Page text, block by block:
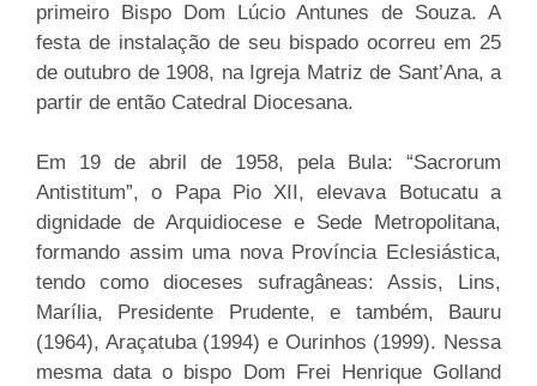
primeiro Bispo Dom Lúcio Antunes de Souza. A
festa de instalação de seu bispado ocorreu em 25
de outubro de 1908, na Igreja Matriz de Sant’Ana, a
partir de então Catedral Diocesana.
Em 19 de abril de 1958, pela Bula: “Sacrorum
Antistitum”, o Papa Pio XII, elevava Botucatu a
dignidade de Arquidiocese e Sede Metropolitana,
formando assim uma nova Província Eclesiástica,
tendo como dioceses sufragâneas: Assis, Lins,
Marília, Presidente Prudente, e também, Bauru
(1964), Araçatuba (1994) e Ourinhos (1999). Nessa
mesma data o bispo Dom Frei Henrique Golland